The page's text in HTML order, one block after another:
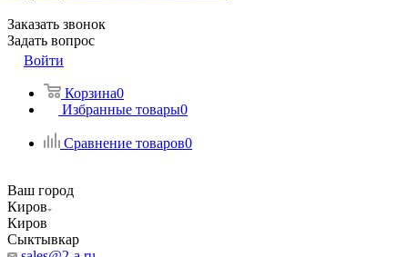
Заказать звонок
Задать вопрос
Войти
Корзина0
Избранные товары0
Сравнение товаров0
Ваш город
Киров
Киров
Сыктывкар